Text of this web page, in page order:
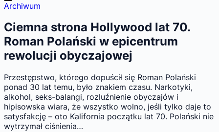
Archiwum
Ciemna strona Hollywood lat 70.
Roman Polański w epicentrum
rewolucji obyczajowej
Przestępstwo, którego dopuścił się Roman Polański
ponad 30 lat temu, było znakiem czasu. Narkotyki,
alkohol, seks-balangi, rozluźnienie obyczajów i
hipisowska wiara, że wszystko wolno, jeśli tylko daje to
satysfakcję – oto Kalifornia początku lat 70. Polański nie
wytrzymał ciśnienia…